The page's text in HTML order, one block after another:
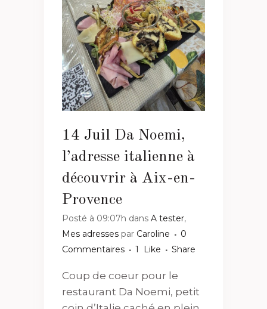
14 Juil Da Noemi,
l’adresse italienne à
découvrir à Aix-en-
Provence
Posté à 09:07h dans A tester,
Mes adresses par Caroline
0
Commentaires
1 Like Share
Coup de coeur pour le
restaurant Da Noemi, petit